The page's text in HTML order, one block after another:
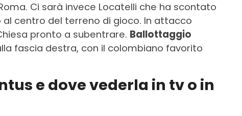
Ci sarà invece Locatelli che ha scontato
centro del terreno di gioco. In attacco
pronto a subentrare. Ballottaggio
fascia destra, con il colombiano favorito
e dove vederla in tv o in